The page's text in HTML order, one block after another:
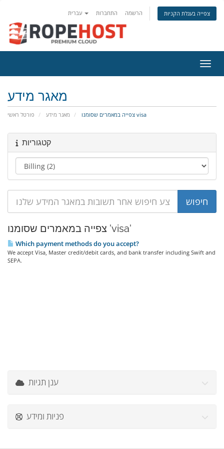
התחברות הרשמה צפייה בעגלת הקניות
מאגר מידע
פורטל ראשי מאגר מידע צפייה במאמרים שסומנו visa
קטגוריות
צפייה במאמרים שסומנו 'visa'
Which payment methods do you accept?
We accept Visa, Master credit/debit cards, and bank transfer including Swift and
SEPA.
ענן תגיות
פניות ומידע